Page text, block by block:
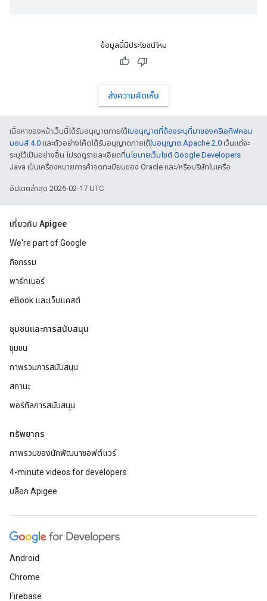
ข้อมูลนี้มีประโยชน์ไหม
ส่งความคิดเห็น
เนื้อหาของหน้าเว็บนี้ได้รับอนุญาตภายใต้ใบอนุญาตที่ต้องระบุที่มาของครีเอทีฟคอม
มอนส์ 4.0 และตัวอย่างโค้ดได้รับอนุญาตภายใต้ใบอนุญาต Apache 2.0 เว้นแต่จะ
ระบุไว้เป็นอย่างอื่น โปรดดูรายละเอียดที่นโยบายเว็บไซต์ Google Developers
Java เป็นเครื่องหมายการค้าจดทะเบียนของ Oracle และ/หรือบริษัทในเครือ
อัปเดตล่าสุด 2026-02-17 UTC
เกี่ยวกับ Apigee
We're part of Google
กิจกรรม
พาร์ทเนอร์
eBook และเว็บแคสต์
ชุมชนและการสนับสนุน
ชุมชน
ภาพรวมการสนับสนุน
สถานะ
พอร์ทัลการสนับสนุน
ทรัพยากร
ภาพรวมของนักพัฒนาซอฟต์แวร์
4-minute videos for developers
บล็อก Apigee
Android
Chrome
Firebase